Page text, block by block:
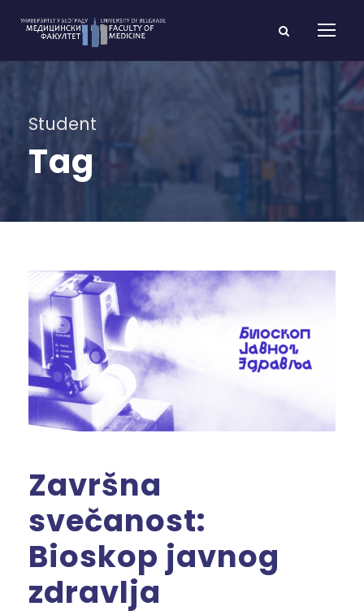
Student
Tag
Završna
svečanost:
Bioskop javnog
zdravlja